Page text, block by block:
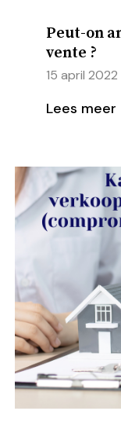
Peut-on
vente ?
15 april 2022
Lees